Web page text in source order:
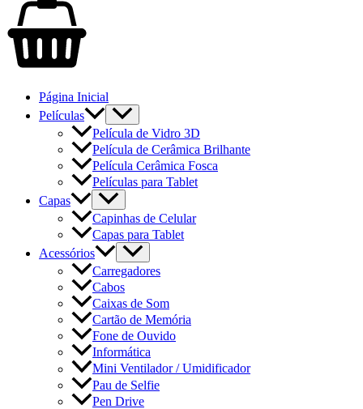
Página Inicial
Películas
Película de Vidro 3D
Película de Cerâmica Brilhante
Película Cerâmica Fosca
Películas para Tablet
Capas
Capinhas de Celular
Capas para Tablet
Acessórios
Carregadores
Cabos
Caixas de Som
Cartão de Memória
Fone de Ouvido
Informática
Mini Ventilador / Umidificador
Pau de Selfie
Pen Drive